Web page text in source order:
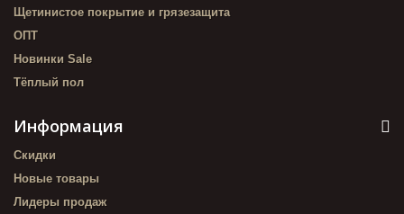
Щетинистое покрытие и грязезащита
ОПТ
Новинки Sale
Тёплый пол
Информация
Скидки
Новые товары
Лидеры продаж